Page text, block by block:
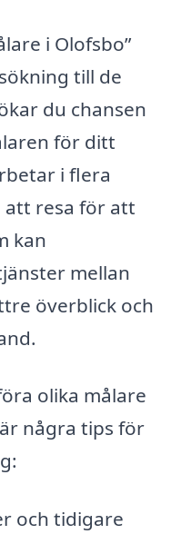
i Olofsbo”
till de
du chansen
för ditt
i flera
att resa för att
kan
mellan
överblick och
olika målare
några tips för
och tidigare